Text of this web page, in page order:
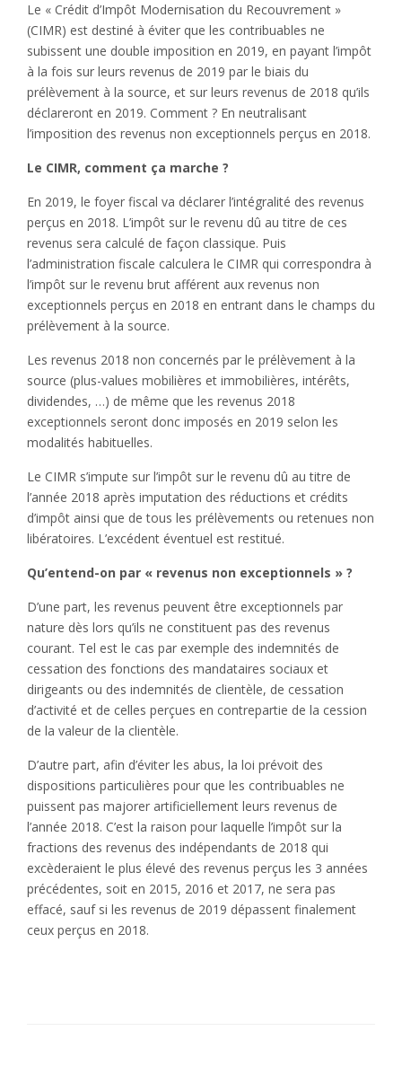
Le « Crédit d’Impôt Modernisation du Recouvrement »
(CIMR) est destiné à éviter que les contribuables ne
subissent une double imposition en 2019, en payant l’impôt
à la fois sur leurs revenus de 2019 par le biais du
prélèvement à la source, et sur leurs revenus de 2018 qu’ils
déclareront en 2019. Comment ? En neutralisant
l’imposition des revenus non exceptionnels perçus en 2018.
Le CIMR, comment ça marche ?
En 2019, le foyer fiscal va déclarer l’intégralité des revenus
perçus en 2018. L’impôt sur le revenu dû au titre de ces
revenus sera calculé de façon classique. Puis
l’administration fiscale calculera le CIMR qui correspondra à
l’impôt sur le revenu brut afférent aux revenus non
exceptionnels perçus en 2018 en entrant dans le champs du
prélèvement à la source.
Les revenus 2018 non concernés par le prélèvement à la
source (plus-values mobilières et immobilières, intérêts,
dividendes, …) de même que les revenus 2018
exceptionnels seront donc imposés en 2019 selon les
modalités habituelles.
Le CIMR s’impute sur l’impôt sur le revenu dû au titre de
l’année 2018 après imputation des réductions et crédits
d’impôt ainsi que de tous les prélèvements ou retenues non
libératoires. L’excédent éventuel est restitué.
Qu’entend-on par « revenus non exceptionnels » ?
D’une part, les revenus peuvent être exceptionnels par
nature dès lors qu’ils ne constituent pas des revenus
courant. Tel est le cas par exemple des indemnités de
cessation des fonctions des mandataires sociaux et
dirigeants ou des indemnités de clientèle, de cessation
d’activité et de celles perçues en contrepartie de la cession
de la valeur de la clientèle.
D’autre part, afin d’éviter les abus, la loi prévoit des
dispositions particulières pour que les contribuables ne
puissent pas majorer artificiellement leurs revenus de
l’année 2018. C’est la raison pour laquelle l’impôt sur la
fractions des revenus des indépendants de 2018 qui
excèderaient le plus élevé des revenus perçus les 3 années
précédentes, soit en 2015, 2016 et 2017, ne sera pas
effacé, sauf si les revenus de 2019 dépassent finalement
ceux perçus en 2018.